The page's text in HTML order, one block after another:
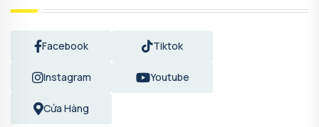
Facebook Tiktok
Instagram Youtube
Cửa Hàng